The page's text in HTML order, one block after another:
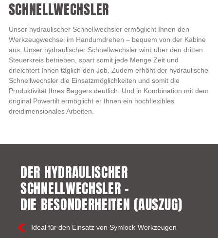
SCHNELLWECHSLER
Unser hydraulischer Schnellwechsler ermöglicht Ihnen den
Werkzeugwechsel im Handumdrehen – bequem von der Kabine
aus. Unser hydraulischer Schnellwechsler wird über den dritten
Steuerkreis betrieben, spart somit jede Menge Zeit und
erleichtert Ihnen täglich den Job. Zudem erhöht der hydraulische
Schnellwechsler die Einsatzmöglichkeiten und somit die
Produktivität Ihres Baggers deutlich. Und in Kombination mit dem
original Powertilt ermöglicht er Ihnen ein hochflexibles
dreidimensionales Arbeiten.
DER HYDRAULISCHER
SCHNELLWECHSLER –
DIE BESONDERHEITEN (AUSZUG)
Ideal für den Einsatz von Symlock-Werkzeugen